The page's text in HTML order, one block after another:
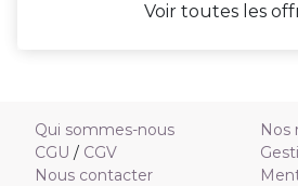
Voir toutes les
Qui sommes-nous
CGU / CGV
Nous contacter
Nos